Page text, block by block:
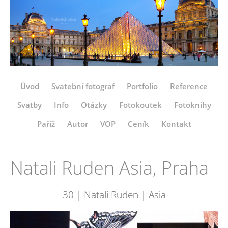
Úvod Svatební fotograf Portfolio
Reference
Svatby
Info Otázky Fotokoutek
Fotoknihy
Paříž
Autor VOP Ceník Kontakt
Natali Ruden Asia, Praha
30 | Natali Ruden | Asia